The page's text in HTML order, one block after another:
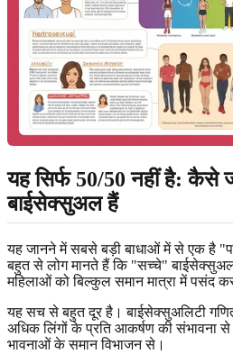
यह सिर्फ 50/50 नहीं है: कैसे
बाईसेक्सुअल हैं
यह जानने में सबसे बड़ी बाधाओं में से एक है
बहुत से लोग मानते हैं कि "सच्चे"
महिलाओं को बिल्कुल समान मात्रा में पसंद
यह सच से बहुत दूर है। बाईसेक्सुअलिटी
अधिक लिंगों के प्रति आकर्षण की संभावना से
भावनाओं के समान विभाजन से।